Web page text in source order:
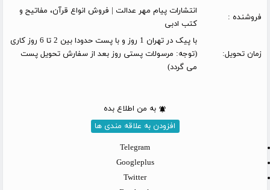
فروشنده :
انتشارات پیام مهر عدالت | فروش انواع قرآن، مفاتیح و
کتب ادبی
زمان تحویل:
با پیک در تهران 1 روز و با پست حدودا بین 2 تا 6 روز کاری
(توجه: مرسولات پستی روز بعد از سفارش تحویل پست
می گردد)
به من اطلاع بده
افزودن به علاقه مندی ها
Telegram
Googleplus
Twitter